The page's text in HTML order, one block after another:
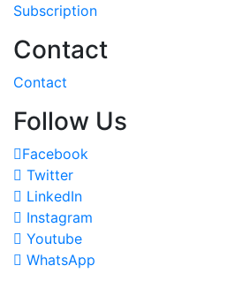
Subscription
Contact
Contact
Follow Us
Facebook
Twitter
LinkedIn
Instagram
Youtube
WhatsApp